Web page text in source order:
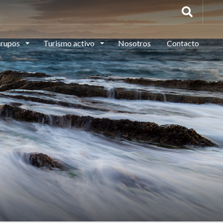
Turismo activo Nosotros Contacto